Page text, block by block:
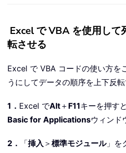
Excel で VBA を使用して
転させる
Excel で VBA コードの使い方を
うにしてデータの順序を上下反転
1． Excel でAlt＋ F11キーを押すと
Basic for Applicationsウィンド
2． 「挿入 ＞ 標準モジュール」を